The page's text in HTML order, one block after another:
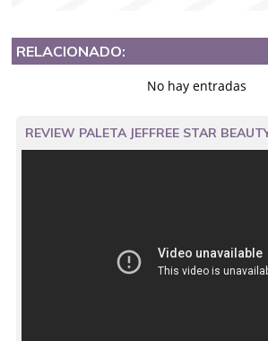
RELACIONADO:
No hay entradas
REVIEW PALETA JEFFREE STAR